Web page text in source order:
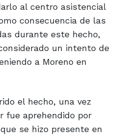
al centro asistencial
consecuencia de las
durante este hecho,
un intento de
a Moreno en
el hecho, una vez
fue aprehendido por
se hizo presente en